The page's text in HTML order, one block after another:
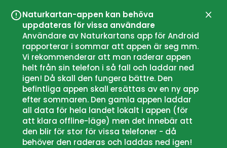
Naturkartan-appen kan behöva
uppdateras för vissa användare
Användare av Naturkartans app för Android
rapporterar i sommar att appen är seg mm.
Vi rekommenderar att man raderar appen
helt från sin telefon i så fall och laddar ned
igen! Då skall den fungera bättre. Den
befintliga appen skall ersättas av en ny app
efter sommaren. Den gamla appen laddar
all data för hela landet lokalt i appen (för
att klara offline-läge) men det innebär att
den blir för stor för vissa telefoner - då
behöver den raderas och laddas ned igen!